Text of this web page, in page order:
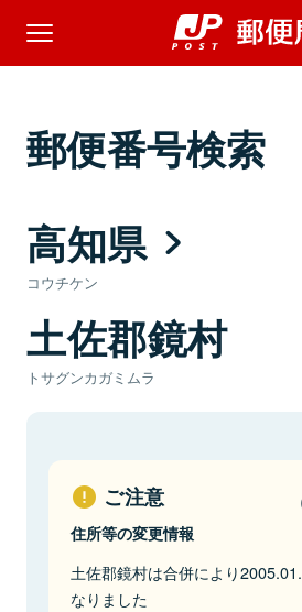
郵便番号検索
高知県
コウチケン
土佐郡鏡村
トサグンカガミムラ
ご注意
住所等の変更情報
土佐郡鏡村は合併により
なりました